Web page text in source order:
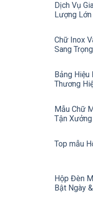
Dịch Vụ
Lượng
Chữ Inox
Sang
Bảng Hiệu
Thương
Mẫu Chữ
Tận Xưởng
Top mẫu
Hộp Đèn
Bật Ngày